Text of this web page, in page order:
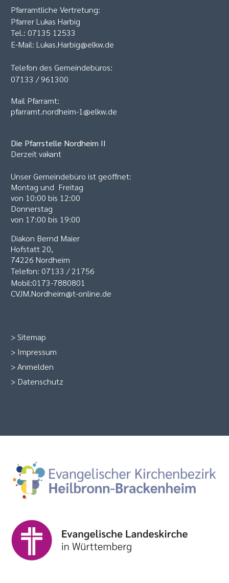
Pfarramtliche Vertretung:
Pfarrer Lukas Harbig
Tel.: 07135 12533
E-Mail: Lukas.Harbig@elkw.de
Telefon des Gemeindebüros:
07133 / 961300
Mail Pfarramt:
pfarramt.nordheim-1@elkw.de
Die Pfarrstelle Nordheim II
Derzeit vakant
Unser Gemeindebüro ist geöffnet:
Montag und Freitag
von 10:00 bis 12:00
Donnerstag
von 17:00 bis 19:00
Diakon Bernd Maier
Hofstatt 20,
74226 Nordheim
Telefon: 07133 / 21756
Mobil:0173-7880801
CVJM.Nordheim@t-online.de
>Sitemap
> Impressum
>Anmelden
> Datenschutz